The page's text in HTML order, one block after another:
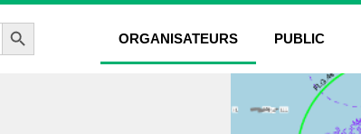
Search Button
ORGANISATEURS PUBLIC